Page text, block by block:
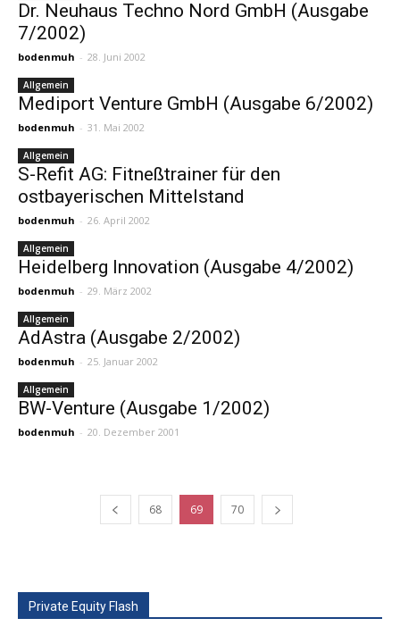
Dr. Neuhaus Techno Nord GmbH (Ausgabe
7/2002)
bodenmuh - 28. Juni 2002
Allgemein
Mediport Venture GmbH (Ausgabe 6/2002)
bodenmuh - 31. Mai 2002
Allgemein
S-Refit AG: Fitneßtrainer für den
ostbayerischen Mittelstand
bodenmuh - 26. April 2002
Allgemein
Heidelberg Innovation (Ausgabe 4/2002)
bodenmuh - 29. März 2002
Allgemein
AdAstra (Ausgabe 2/2002)
bodenmuh - 25. Januar 2002
Allgemein
BW-Venture (Ausgabe 1/2002)
bodenmuh - 20. Dezember 2001
68 69 70
Private Equity Flash